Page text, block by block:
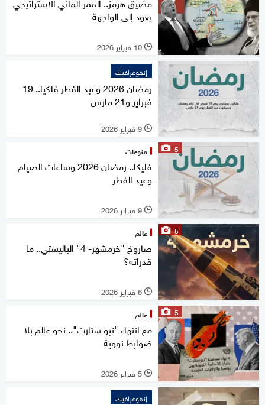
يعود إلى الواجهة
l 10 فبراير 2026
إنفوغرافيك
رمضان 2026 وعيد الفطر فلكيا.. 19
فبراير و21 مارس
l 9 فبراير 2026
5 منوعات
فليكا.. رمضان 2026 وساعات الصيام
وعيد الفطر
l 9 فبراير 2026
5 عالم
صاروخ "خرمشهر- 4" الباليستي.. ما
قدراته؟
l 6 فبراير 2026
5 عالم
مع انتهاء "نيو ستارت".. نحو عالم بلا
ضوابط نووية
l 5 فبراير 2026
إنفوغرافيك